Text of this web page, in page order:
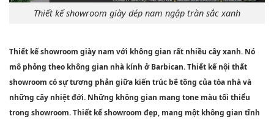
Thiết kế showroom giày dép nam ngập tràn sắc xanh
Thiết kế showroom giày nam với không gian rất nhiều cây xanh. Nó
mô phỏng theo không gian nhà kính ở Barbican. Thiết kế nội thất
showroom có sự tương phản giữa kiến trúc bê tông của tòa nhà và
những cây nhiệt đới. Những không gian mang tone màu tối thiểu
trong showroom. Thiết kế showroom đẹp, mang một không gian tĩnh